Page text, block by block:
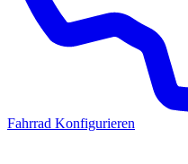
Fahrrad Konfigurieren